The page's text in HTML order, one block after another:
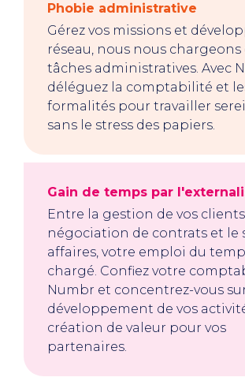
Phobie administrative
Gérez vos missions et
réseau, nous nous chargeons
tâches administratives. Avec
déléguez la comptabilité et
formalités pour travailler
sans le stress des papiers.
Gain de temps par
Entre la gestion de vos
négociation de contrats et le
affaires, votre emploi du
chargé. Confiez votre
Numbr et concentrez-vous
développement de vos
création de valeur pour vos
partenaires.